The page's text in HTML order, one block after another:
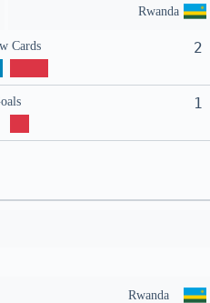
Rwanda
Cards 2
1
Rwanda